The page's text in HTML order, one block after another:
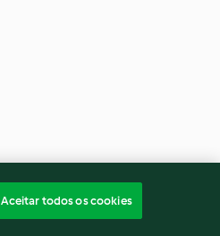
Aceitar todos os cookies